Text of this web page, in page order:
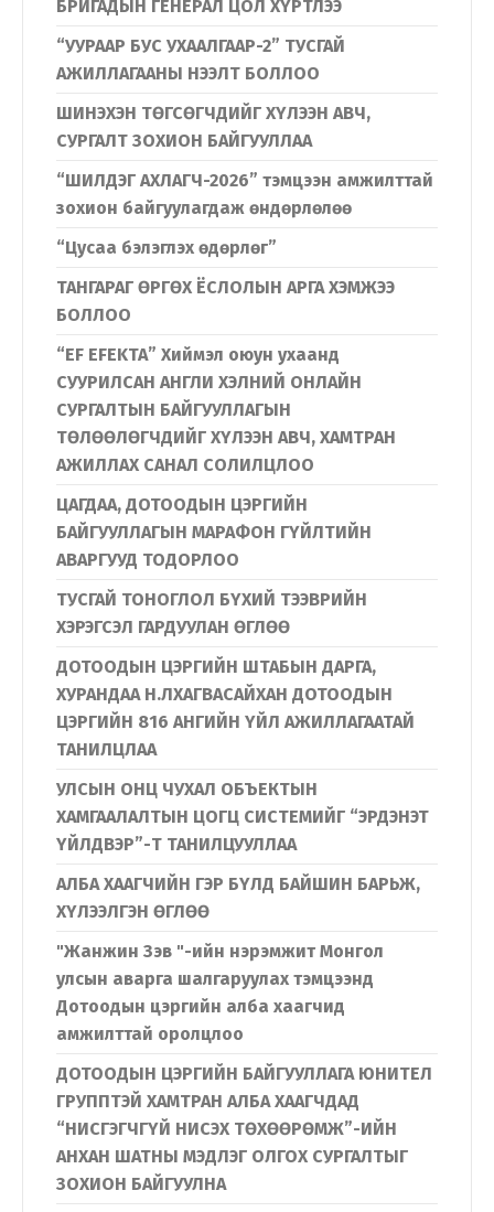
БРИГАДЫН ГЕНЕРАЛ ЦОЛ ХҮРТЛЭЭ
“УУРААР БУС УХААЛГААР-2” ТУСГАЙ
АЖИЛЛАГААНЫ НЭЭЛТ БОЛЛОО
ШИНЭХЭН ТӨГСӨГЧДИЙГ ХҮЛЭЭН АВЧ,
СУРГАЛТ ЗОХИОН БАЙГУУЛЛАА
“ШИЛДЭГ АХЛАГЧ-2026” тэмцээн амжилттай
зохион байгуулагдаж өндөрлөлөө
“Цусаа бэлэглэх өдөрлөг”
ТАНГАРАГ ӨРГӨХ ЁСЛОЛЫН АРГА ХЭМЖЭЭ
БОЛЛОО
“EF EFEKTA” Хиймэл оюун ухаанд
СУУРИЛСАН АНГЛИ ХЭЛНИЙ ОНЛАЙН
СУРГАЛТЫН БАЙГУУЛЛАГЫН
ТӨЛӨӨЛӨГЧДИЙГ ХҮЛЭЭН АВЧ, ХАМТРАН
АЖИЛЛАХ САНАЛ СОЛИЛЦЛОО
ЦАГДАА, ДОТООДЫН ЦЭРГИЙН
БАЙГУУЛЛАГЫН МАРАФОН ГҮЙЛТИЙН
АВАРГУУД ТОДОРЛОО
ТУСГАЙ ТОНОГЛОЛ БҮХИЙ ТЭЭВРИЙН
ХЭРЭГСЭЛ ГАРДУУЛАН ӨГЛӨӨ
ДОТООДЫН ЦЭРГИЙН ШТАБЫН ДАРГА,
ХУРАНДАА Н.ЛХАГВАСАЙХАН ДОТООДЫН
ЦЭРГИЙН 816 АНГИЙН ҮЙЛ АЖИЛЛАГААТАЙ
ТАНИЛЦЛАА
УЛСЫН ОНЦ ЧУХАЛ ОБЪЕКТЫН
ХАМГААЛАЛТЫН ЦОГЦ СИСТЕМИЙГ “ЭРДЭНЭТ
ҮЙЛДВЭР”-Т ТАНИЛЦУУЛЛАА
АЛБА ХААГЧИЙН ГЭР БҮЛД БАЙШИН БАРЬЖ,
ХҮЛЭЭЛГЭН ӨГЛӨӨ
"Жанжин Зэв "-ийн нэрэмжит Монгол
улсын аварга шалгаруулах тэмцээнд
Дотоодын цэргийн алба хаагчид
амжилттай оролцлоо
ДОТООДЫН ЦЭРГИЙН БАЙГУУЛЛАГА ЮНИТЕЛ
ГРУППТЭЙ ХАМТРАН АЛБА ХААГЧДАД
“НИСГЭГЧГҮЙ НИСЭХ ТӨХӨӨРӨМЖ”-ИЙН
АНХАН ШАТНЫ МЭДЛЭГ ОЛГОХ СУРГАЛТЫГ
ЗОХИОН БАЙГУУЛНА
Хэл солих